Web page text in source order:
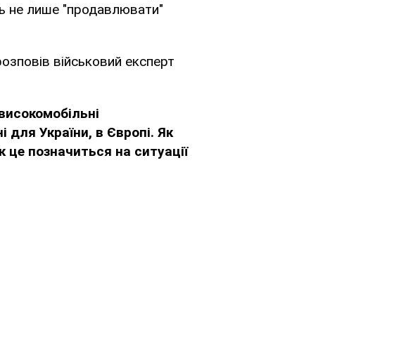
не лише "продавлювати"
військовий експерт
для України, в Європі. Як
позначиться на ситуації